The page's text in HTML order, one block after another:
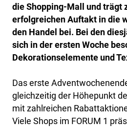
die Shopping-Mall und trägt
erfolgreichen Auftakt in die
den Handel bei. Bei den
sich in der ersten Woche
Dekorationselemente und
Das erste
gleichzeitig der Höhepunkt
mit zahlreichen
Viele Shops im FORUM 1